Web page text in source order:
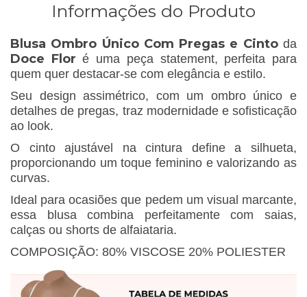
Informações do Produto
Blusa Ombro Único Com Pregas e Cintoda
Doce Flor é uma peça statement, perfeita para
quem quer destacar-se com elegância e estilo.
Seu design assimétrico, com um ombro único e
detalhes de pregas, traz modernidade e sofisticação
ao look.
O cinto ajustável na cintura define a silhueta,
proporcionando um toque feminino e valorizando as
curvas.
Ideal para ocasiões que pedem um visual marcante,
essa blusa combina perfeitamente com saias,
calças ou shorts de alfaiataria.
COMPOSIÇÃO: 80% VISCOSE 20% POLIESTER